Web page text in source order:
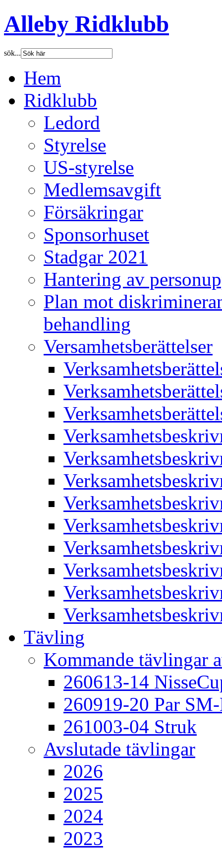
Alleby Ridklubb
sök...
Hem
Ridklubb
Ledord
Styrelse
US-styrelse
Medlemsavgift
Försäkringar
Sponsorhuset
Stadgar 2021
Hantering av
Plan mot
behandling
Versamhetsberättelser
Tävling
Kommande tävlingar
260613-14
260919-20 Par
261003-04 Struk
Avslutade tävlingar
2026
2025
2024
2023